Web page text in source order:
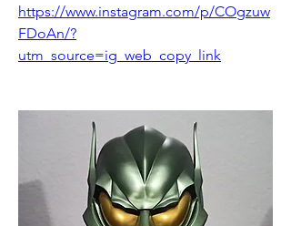
https://www.instagram.com/p/COgzuw
FDoAn/?
utm_source=ig_web_copy_link